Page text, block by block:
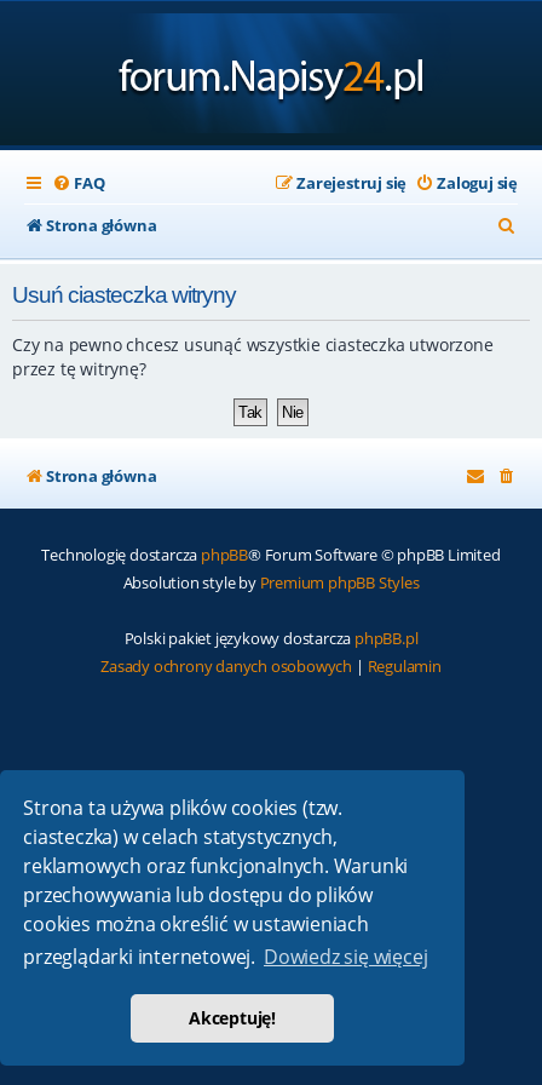
Strona ta używa plików cookies (tzw.
ciasteczka) w celach statystycznych,
reklamowych oraz funkcjonalnych. Warunki
przechowywania lub dostępu do plików
cookies można określić w ustawieniach
przeglądarki internetowej. Dowiedz się więcej
Akceptuję!
FAQ Zaloguj się
Zarejestruj się
Strona główna
z
Usuń ciasteczka witryny
Czy na pewno chcesz usunąć wszystkie ciasteczka utworzone
przez tę witrynę?
Strona główna
Technologię dostarcza phpBB® Forum Software © phpBB Limited
Absolution style by Premium phpBB Styles
Polski pakiet językowy dostarcza phpBB.pl
Zasady ochrony danych osobowych | Regulamin